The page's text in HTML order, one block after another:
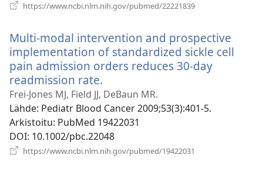
https://www.ncbi.nlm.nih.gov/pubmed/22221839
Multi-modal intervention and prospective
implementation of standardized sickle cell
pain admission orders reduces 30-day
readmission rate.
uuden
ikkunan)
Frei-Jones MJ, Field JJ, DeBaun MR.
Lähde‎: Pediatr Blood Cancer 2009;53(3):401-5.
Arkistoitu‎: PubMed 19422031
DOI‎: 10.1002/pbc.22048
https://www.ncbi.nlm.nih.gov/pubmed/19422031